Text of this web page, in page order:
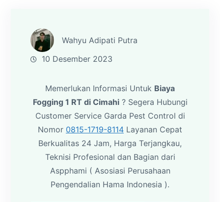
Wahyu Adipati Putra
10 Desember 2023
Memerlukan Informasi Untuk Biaya
Fogging 1 RT di Cimahi? Segera Hubungi
Customer Service Garda Pest Control di
Nomor 0815-1719-8114 Layanan Cepat
Berkualitas 24 Jam, Harga Terjangkau,
Teknisi Profesional dan Bagian dari
Aspphami ( Asosiasi Perusahaan
Pengendalian Hama Indonesia ).